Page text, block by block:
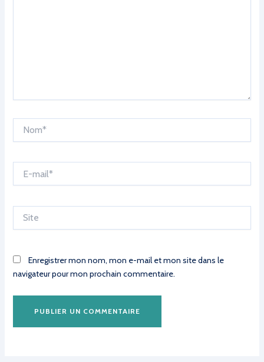
mail*
Enregistrer mon nom, mon e-mail et mon site dans le
navigateur pour mon prochain commentaire.